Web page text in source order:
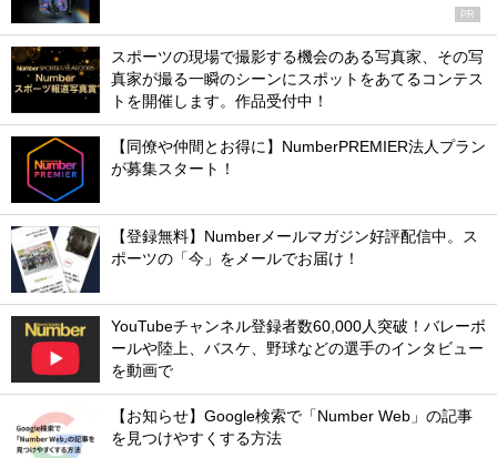
PR
スポーツの現場で撮影する機会のある写真家、その写
真家が撮る一瞬のシーンにスポットをあてるコンテス
トを開催します。作品受付中！
【同僚や仲間とお得に】NumberPREMIER法人プラン
が募集スタート！
【登録無料】Numberメールマガジン好評配信中。ス
ポーツの「今」をメールでお届け！
YouTubeチャンネル登録者数60,000人突破！バレーボ
ールや陸上、バスケ、野球などの選手のインタビュー
を動画で
【お知らせ】Google検索で「Number Web」の記事
を見つけやすくする方法